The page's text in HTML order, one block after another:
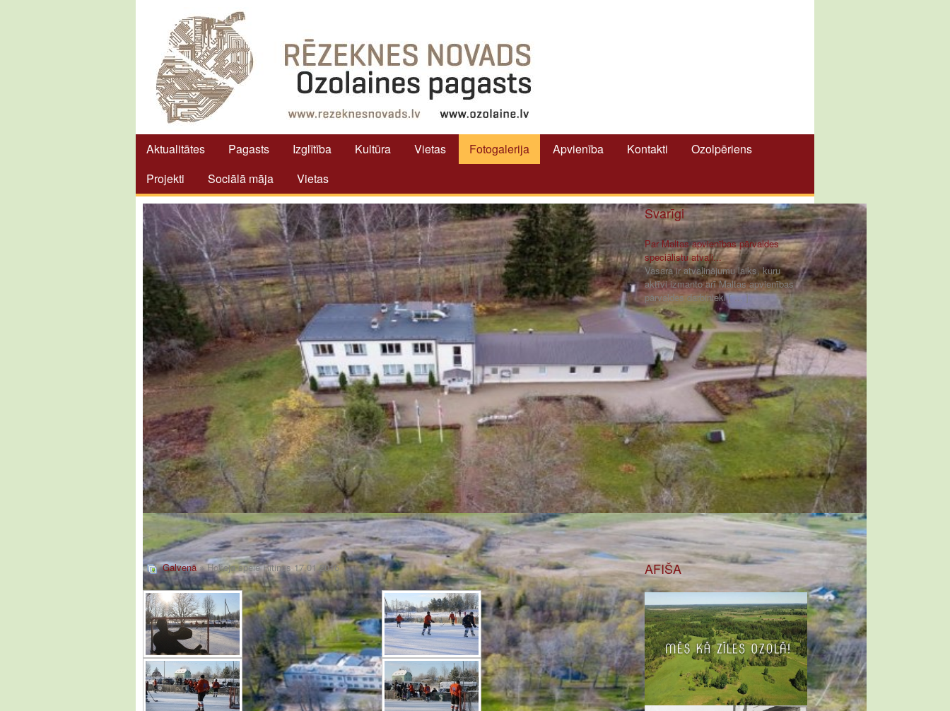
Aktualitātes Pagasts Izglītība Kultūra Vietas Fotogalerija Apvienība Kontakti
Ozolpēriens
Projekti
Sociālā māja Vietas
Svarīgi
Par Maltas apvienības pārvaldes
speciālistu atvaļi...
Vasara ir atvaļinājumu laiks, kuru
aktīvi izmanto arī Maltas apvienības
pārvaldes darbinieki [ ... ]
Galvenā» Hokeja spēle Ritiņos 17.01.2016 AFIŠA